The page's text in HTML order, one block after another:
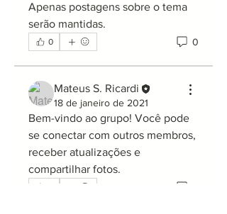
Apenas postagens sobre o tema
serão mantidas.
0 0
Mateus S. Ricardi
18 de janeiro de 2021
Bem-vindo ao grupo! Você pode
se conectar com outros membros,
receber atualizações e
compartilhar fotos.